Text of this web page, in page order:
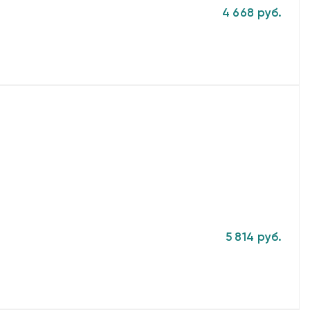
4 668 руб.
5 814 руб.